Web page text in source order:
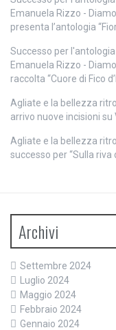
Emanuela Rizzo -
presenta l’antologia
Successo per
Emanuela Rizzo -
raccolta “Cuore di Fico
Agliate e la bellezza
arrivo nuove incisioni su
Agliate e la bellezza
successo per “Sulla riva
Archivi
Settembre 2024
Luglio 2024
Maggio 2024
Febbraio 2024
Gennaio 2024